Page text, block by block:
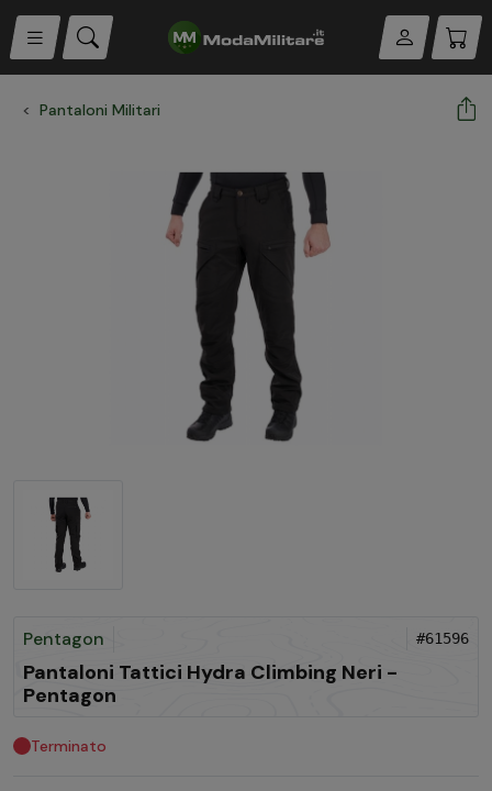
Pantaloni Militari
Pentagon #61596
Pantaloni Tattici Hydra Climbing Neri -
Pentagon
Terminato